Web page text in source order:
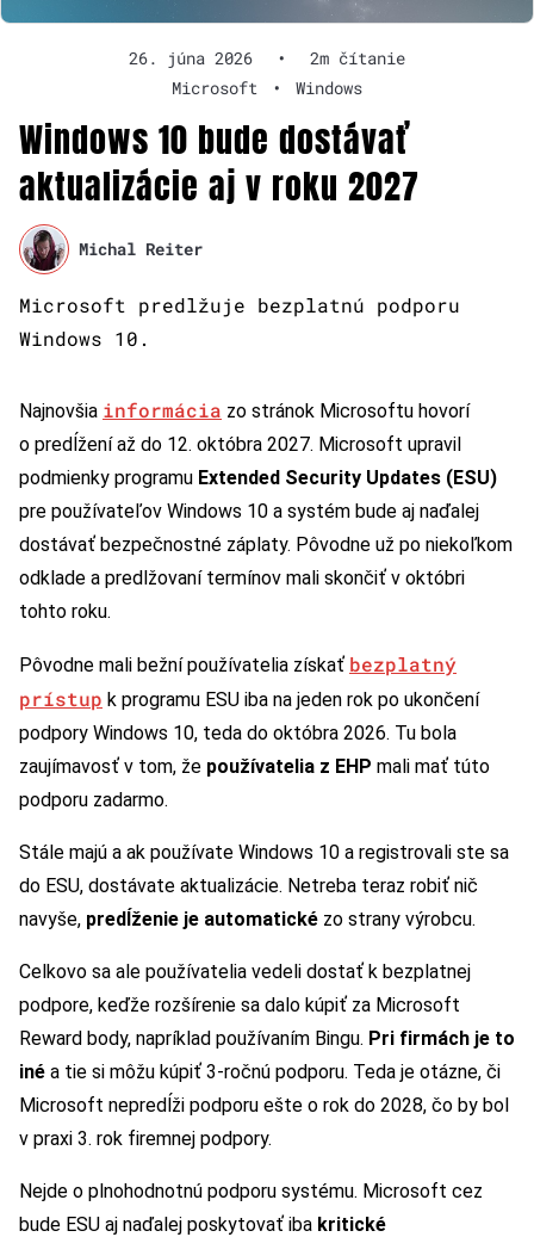
26. júna 2026 •
2m čítanie
Microsoft
• Windows
Windows 10 bude dostávať
aktualizácie aj v roku 2027
Michal Reiter
Microsoft predlžuje bezplatnú podporu
Windows 10.
Najnovšia informácia zo stránok Microsoftu hovorí
o predĺžení až do 12. októbra 2027. Microsoft upravil
podmienky programu Extended Security Updates (ESU)
pre používateľov Windows 10 a systém bude aj naďalej
dostávať bezpečnostné záplaty. Pôvodne už po niekoľkom
odklade a predlžovaní termínov mali skončiť v októbri
tohto roku.
Pôvodne mali bežní používatelia získať bezplatný
prístup k programu ESU iba na jeden rok po ukončení
podpory Windows 10, teda do októbra 2026. Tu bola
zaujímavosť v tom, že používatelia z EHP mali mať túto
podporu zadarmo.
Stále majú a ak používate Windows 10 a registrovali ste sa
do ESU, dostávate aktualizácie. Netreba teraz robiť nič
navyše, predĺženie je automatické zo strany výrobcu.
Celkovo sa ale používatelia vedeli dostať k bezplatnej
podpore, keďže rozšírenie sa dalo kúpiť za Microsoft
Reward body, napríklad používaním Bingu. Pri firmách je to
iné a tie si môžu kúpiť 3-ročnú podporu. Teda je otázne, či
Microsoft nepredĺži podporu ešte o rok do 2028, čo by bol
v praxi 3. rok firemnej podpory.
Nejde o plnohodnotnú podporu systému. Microsoft cez
bude ESU aj naďalej poskytovať iba kritické